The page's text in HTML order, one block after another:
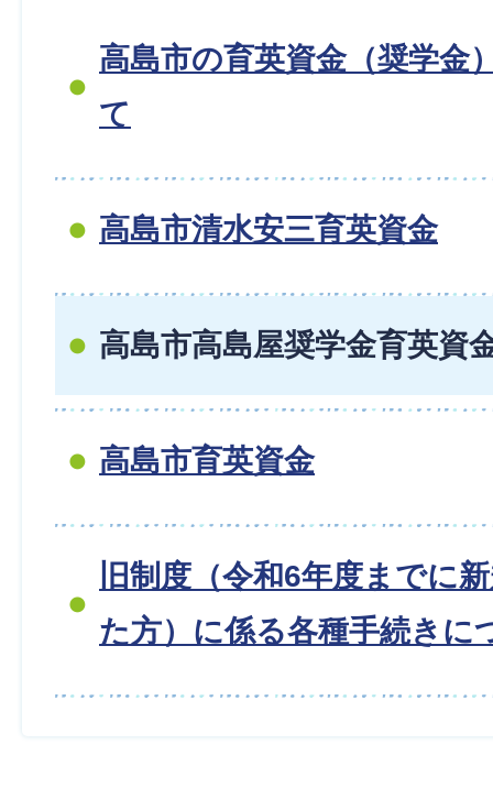
高島市の育英資金（奨学金
て
高島市清水安三育英資金
高島市高島屋奨学金育英資
高島市育英資金
旧制度（令和6年度までに
た方）に係る各種手続きに